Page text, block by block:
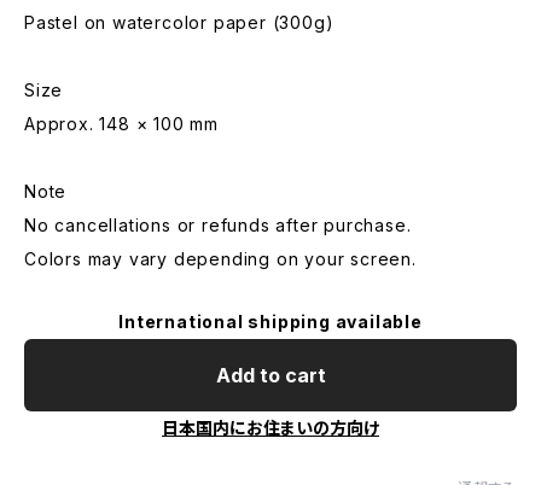
Pastel on watercolor paper (300g)
Size
Approx. 148 × 100 mm
Note
No cancellations or refunds after purchase.
Colors may vary depending on your screen.
International shipping available
Add to cart
日本国内にお住まいの方向け